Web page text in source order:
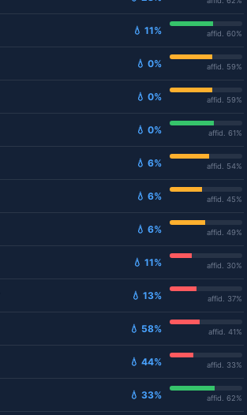
💧 11% affid. 60%
💧 0% affid. 59%
💧 0% affid. 59%
💧 0% affid. 61%
💧 6% affid. 54%
💧 6% affid. 45%
💧 6% affid. 49%
💧 11% affid. 30%
💧 13% affid. 37%
💧 58% affid. 41%
💧 44% affid. 33%
💧 33% affid. 62%